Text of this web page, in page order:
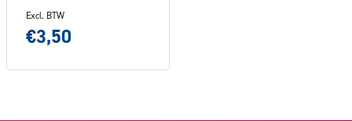
Excl. BTW
€3,50